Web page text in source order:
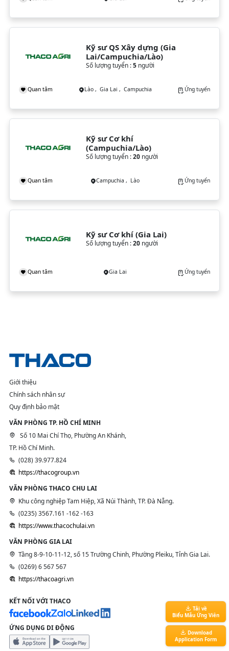
Kỹ sư QS Xây dựng (Gia
Lai/Campuchia/Lào)
Số lượng tuyển :5người
Quan tâm Lào , Gia Lai , Campuchia Ứng tuyển
Kỹ sư Cơ khí
(Campuchia/Lào)
Số lượng tuyển :20người
Quan tâm Campuchia , Lào Ứng tuyển
Kỹ sư Cơ khí (Gia Lai)
Số lượng tuyển :20người
Quan tâm Gia Lai Ứng tuyển
Giới thiệu
Chính sách nhân sự
Quy định bảo mật
VĂN PHÒNG TP. HỒ CHÍ MINH
Số 10 Mai Chí Thọ, Phường An Khánh,
TP. Hồ Chí Minh.
(028) 39.977.824
https://thacogroup.vn
VĂN PHÒNG THACO CHU LAI
Khu công nghiệp Tam Hiệp, Xã Núi Thành, TP. Đà Nẵng.
(0235) 3567.161 -162 -163
https://www.thacochulai.vn
VĂN PHÒNG GIA LAI
Tầng 8-9-10-11-12, số 15 Trường Chinh, Phường Pleiku, Tỉnh Gia Lai.
(0269) 6 567 567
https://thacoagri.vn
KẾT NỐI VỚI THACO
ỨNG DỤNG DI ĐỘNG
Tải về
Biểu Mẫu Ứng Viên
Download
Application Form